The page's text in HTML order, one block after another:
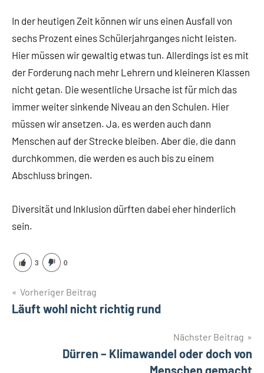
In der heutigen Zeit können wir uns einen Ausfall von
sechs Prozent eines Schülerjahrganges nicht leisten.
Hier müssen wir gewaltig etwas tun. Allerdings ist es mit
der Forderung nach mehr Lehrern und kleineren Klassen
nicht getan. Die wesentliche Ursache ist für mich das
immer weiter sinkende Niveau an den Schulen. Hier
müssen wir ansetzen. Ja, es werden auch dann
Menschen auf der Strecke bleiben. Aber die, die dann
durchkommen, die werden es auch bis zu einem
Abschluss bringen.
Diversität und Inklusion dürften dabei eher hinderlich
sein.
3 0
Beitragsnavigation
Vorheriger Beitrag
Läuft wohl nicht richtig rund
Nächster Beitrag
Dürren – Klimawandel oder doch von
Menschen gemacht